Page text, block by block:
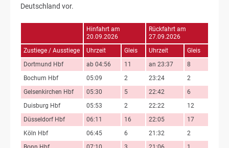
Deutschland vor.
Hinfahrt am
20.09.2026
Rückfahrt am
27.09.2026
Zustiege / Ausstiege
Uhrzeit Gleis Uhrzeit
Gleis
Dortmund Hbf
ab 04:56 11 an 23:37
8
Bochum Hbf
05:09 2 23:24
2
Gelsenkirchen Hbf
05:30 5 22:42
6
Duisburg Hbf
05:53 2 22:22
12
Düsseldorf Hbf
06:11 16 22:05
17
Köln Hbf
06:45 6 21:32
2